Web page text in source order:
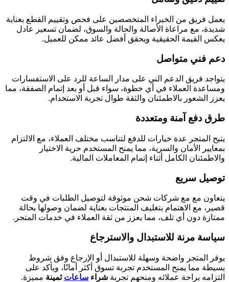
يعمل فريق من الخبراء المتخصصين على فحص وتقييم القطع بعناية
شديدة، مع مراعاة الأصالة والحالة والسوق، لضمان تسعير عادل
يعكس القيمة الحقيقية ويحقق أفضل عائد ممكن للعميل.
دعم فني متواصل
يتواجد فريق الدعم الني على مدار الساعة للرد على الاستفسارات
ومساعدة العملاء في أي خطوة، سواء قبل أو بعد إتمام الصفقة، مما
يعزز الشعور بالاطمئنان والثقة طوال تجربة الاستخدام.
طرق دفع آمنة ومتعددة
يتيح المتجر عدة خيارات للدفع لتناسب مختلف العملاء، مع الالتزام
بمعايير الأمان والسرية، مما يمنح المستخدم حرية الاختيار
والاطمئنان الكامل أثناء إتمام المعاملات المالية.
توصيل سريع
يتعاون مع مع شركات شحن موثوقة لتوصيل الطلبات في وقت
قصير، مع الاهتمام بتغليف المنتجات بعناية لضمان وصولها بحالة
ممتازة دون أي تلف، مما يعزز من ثقة العملاء في خدمات المتجر.
سياسة مرنة للاستبدال والاسترجاع
يوفر المتجر واضحة وسهلة للاستبدال أو الإرجاع وفق شروط
بسيطة مما يمنح المستخدم تجربة تسوق أكثر أمانًا، ويأكد على
التزامه براحة عملائه ومنحهم تجربة شراء ساعات ثمينة مميزة.